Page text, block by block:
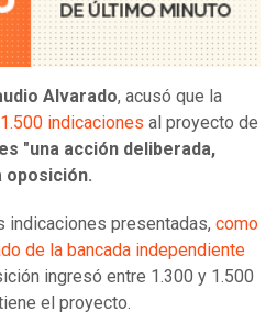
Alvarado, acusó que la
indicaciones al proyecto de
es "una acción deliberada,
oposición.
indicaciones presentadas, como
de la bancada independiente
ingresó entre 1.300 y 1.500
el proyecto.